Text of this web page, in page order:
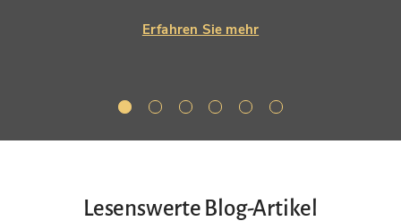
Erfahren Sie mehr
Lesenswerte Blog-Artikel